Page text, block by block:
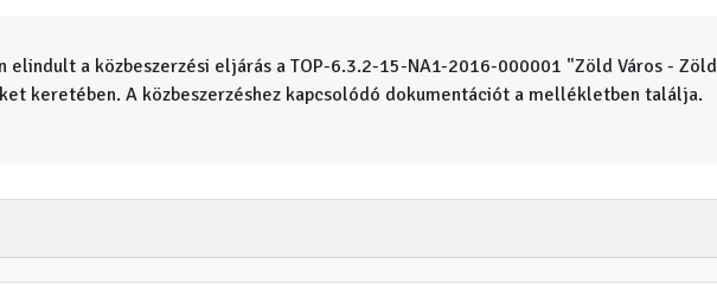
elindult a közbeszerzési eljárás a TOP-6.3.2-15-NA1-2016-000001 "Zöld Város - Zöld
keretében. A közbeszerzéshez kapcsolódó dokumentációt a mellékletben találja.